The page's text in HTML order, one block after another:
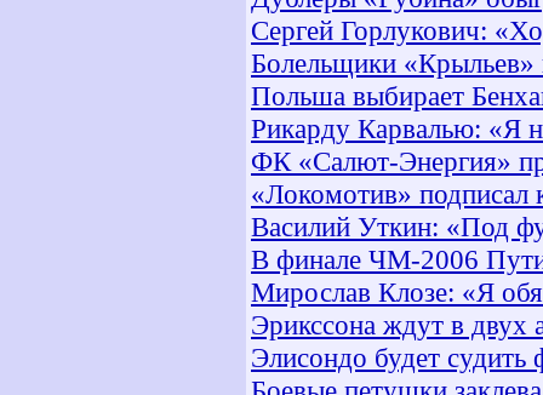
Сергей Горлукович:
Болельщики «Крыльев»
Польша выбирает
Рикарду Карвалью: «Я
ФК «Салют-Энергия»
«Локомотив» подписал
Василий Уткин: «Под
В финале ЧМ-2006
Мирослав Клозе: «Я
Эрикссона ждут в двух
Элисондо будет